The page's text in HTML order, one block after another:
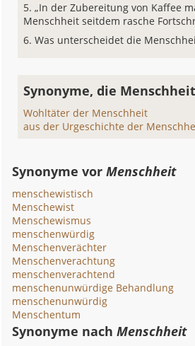
„In der Zubereitung von Kaffee
Menschheit seitdem rasche
Was unterscheidet die
Synonyme, die
Wohltäter der Menschheit
aus der Urgeschichte der
Synonyme vorMenschheit
menschewistisch
Menschewist
Menschewismus
menschenwürdig
Menschenverächter
Menschenverachtung
menschenverachtend
menschenunwürdige Behandlung
menschenunwürdig
Menschentum
Synonyme nachMenschheit